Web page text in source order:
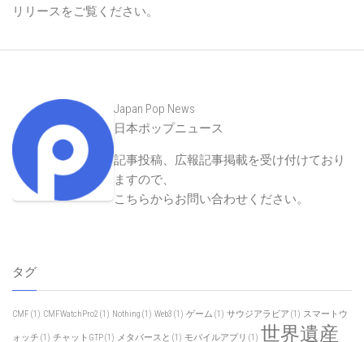
リリースをご覧ください。
Japan Pop News
日本ポップニュース
記事投稿、広報記事掲載を受け付けており
ますので、
こちらからお問い合わせください。
タグ
CMF (1) CMFWatchPro2 (1) Nothing (1) Web3 (1) ゲーム (1) サウジアラビア (1) スマートウ
ォッチ (1) チャットGTP(1) メタバースと (1) モバイルアプリ (1) 世界遺産